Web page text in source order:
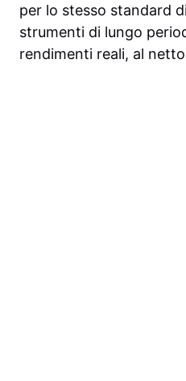
per lo stesso standard
strumenti di lungo
rendimenti reali, al netto